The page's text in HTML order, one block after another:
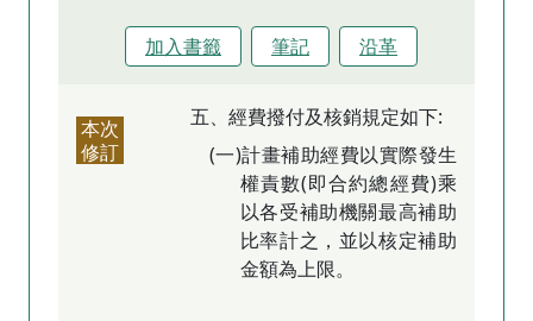
加入書籤 筆記 沿革
本次
修訂
五、經費撥付及核銷規定如下:
(一)計畫補助經費以實際發生
權責數(即合約總經費)乘
以各受補助機關最高補助
比率計之，並以核定補助
金額為上限。